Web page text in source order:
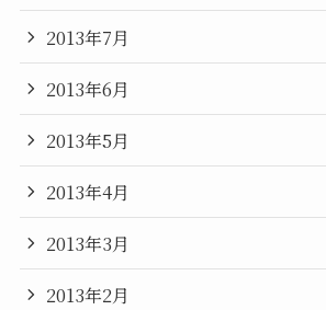
2013年7月
2013年6月
2013年5月
2013年4月
2013年3月
2013年2月